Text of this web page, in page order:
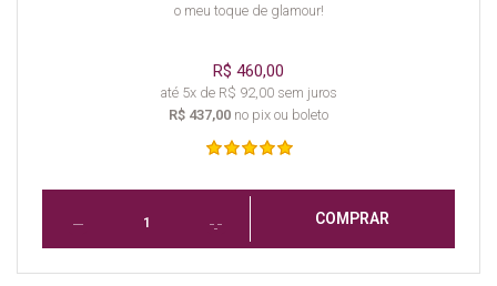
o meu toque de glamour!
R$ 460,00
até 5x de R$ 92,00 sem juros
R$ 437,00 no pix ou boleto
COMPRAR